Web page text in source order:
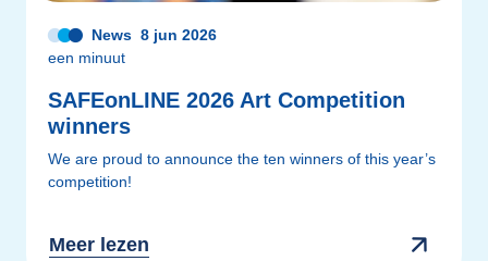
News 8 jun 2026
een minuut
SAFEonLINE 2026 Art Competition
winners
We are proud to announce the ten winners of this year’s
competition!
Meer lezen